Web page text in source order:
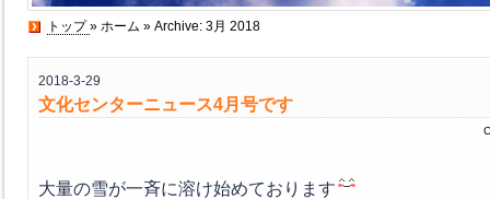
トップ» ホーム » Archive: 3月 2018
2018-3-29
文化センターニュース4月号です
大量の雪が一斉に溶け始めております